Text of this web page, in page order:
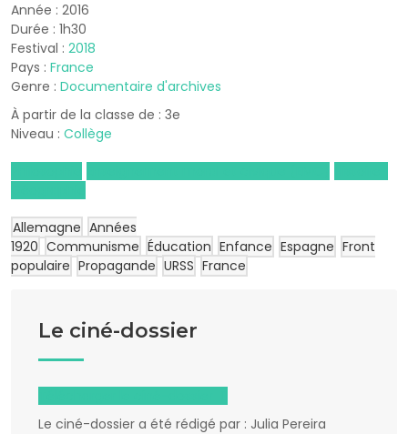
Année : 2016
Durée : 1h30
Festival : 2018
Pays : France
Genre : Documentaire d'archives
À partir de la classe de : 3e
Niveau : Collège
Allemagne Années
1920 Communisme Éducation Enfance Espagne Front
populaire Propagande URSS France
Le ciné-dossier
Le ciné-dossier a été rédigé par : Julia Pereira